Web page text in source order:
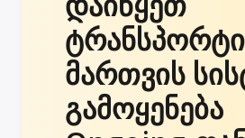
მართვის
გამოყენება